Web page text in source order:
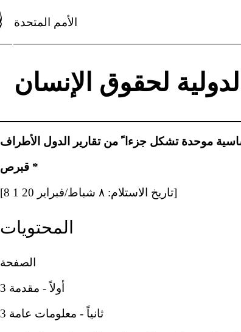
الأمم المتحدة
لحقوق الإنسان
موحدة تشكل جزءا ً من تقارير الدول الأطراف
قبرص *
[تاريخ الاستلام: ٨ شباط/فبراير 20 1 8]
المحتويات
الصفحة
أولاً - مقدمة 3
ثانياً - معلومات عامة 3